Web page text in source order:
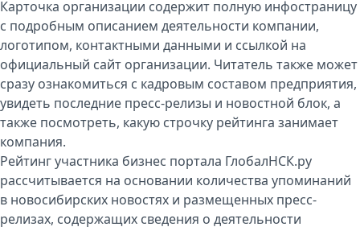
Карточка организации содержит полную инфостраницу
с подробным описанием деятельности компании,
логотипом, контактными данными и ссылкой на
официальный сайт организации. Читатель также может
сразу ознакомиться с кадровым составом предприятия,
увидеть последние пресс-релизы и новостной блок, а
также посмотреть, какую строчку рейтинга занимает
компания.
Рейтинг участника бизнес портала ГлобалНСК.ру
рассчитывается на основании количества упоминаний
в новосибирских новостях и размещенных пресс-
релизах, содержащих сведения о деятельности